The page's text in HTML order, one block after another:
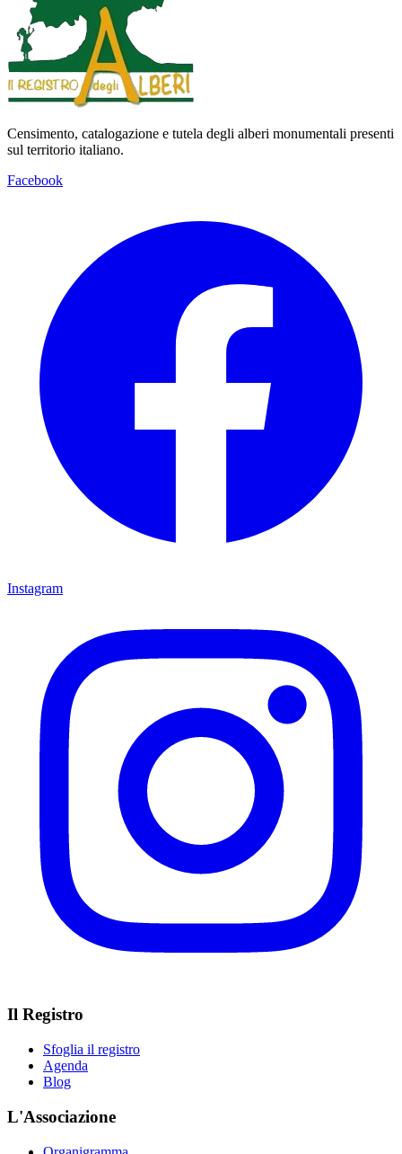
Censimento, catalogazione e tutela degli alberi monumentali presenti
sul territorio italiano.
Facebook
Instagram
Il Registro
Sfoglia il registro
Agenda
Blog
L'Associazione